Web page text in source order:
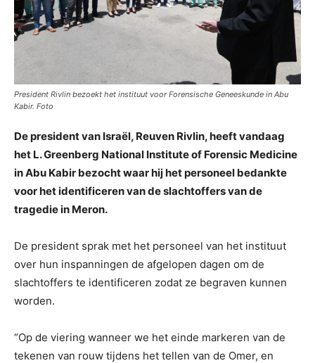
President Rivlin bezoekt het instituut voor Forensische Geneeskunde in Abu
Kabir. Foto
De president van Israël, Reuven Rivlin, heeft vandaag
het L. Greenberg National Institute of Forensic Medicine
in Abu Kabir bezocht waar hij het personeel bedankte
voor het identificeren van de slachtoffers van de
tragedie in Meron.
De president sprak met het personeel van het instituut
over hun inspanningen de afgelopen dagen om de
slachtoffers te identificeren zodat ze begraven kunnen
worden.
“Op de viering wanneer we het einde markeren van de
tekenen van rouw tijdens het tellen van de Omer, en